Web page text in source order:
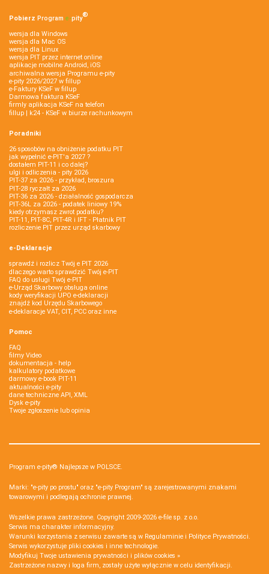
Pobierz Program e‑pity®
wersja dla Windows
wersja dla Mac OS
wersja dla Linux
wersja PIT przez internet online
aplikacje mobilne Android, iOS
archiwalna wersja Programu e-pity
e-pity 2026/2027 w fillup
e‑Faktury KSeF w fillup
Darmowa faktura KSeF
firmly aplikacja KSeF na telefon
fillup | k24 - KSeF w biurze rachunkowym
Poradniki
26 sposobów na obniżenie podatku PIT
jak wypełnić e-PIT'a 2027 ?
dostałem PIT-11 i co dalej?
ulgi i odliczenia - pity 2026
PIT-37 za 2026 - przykład, broszura
PIT-28 ryczałt za 2026
PIT-36 za 2026 - działalność gospodarcza
PIT-36L za 2026 - podatek liniowy 19%
kiedy otrzymasz zwrot podatku?
PIT-11, PIT-8C, PIT-4R i IFT - Płatnik PIT
rozliczenie PIT przez urząd skarbowy
e-Deklaracje
sprawdź i rozlicz Twój e PIT 2026
dlaczego warto sprawdzić Twój e-PIT
FAQ do usługi Twój e-PIT
e-Urząd Skarbowy obsługa online
kody weryfikacji UPO e-deklaracji
znajdź kod Urzędu Skarbowego
e-deklaracje VAT, CIT, PCC oraz inne
Pomoc
FAQ
filmy Video
dokumentacja - help
kalkulatory podatkowe
darmowy e-book PIT-11
aktualności e-pity
dane techniczne API, XML
Dysk e-pity
Twoje zgłoszenie lub opinia
Program e-pity® Najlepsze w POLSCE.
Marki: "e-pity po prostu" oraz "e-pity Program" są zarejestrowanymi znakami
towarowymi i podlegają ochronie prawnej.
Wszelkie prawa zastrzeżone. Copyright 2009-2026 e-file sp. z o.o.
Serwis ma charakter informacyjny.
Warunki korzystania z serwisu zawarte są w Regulaminie i Polityce Prywatności.
Serwis wykorzystuje pliki cookies i inne technologie.
Modyfikuj Twoje ustawienia prywatności i plików cookies »
Zastrzeżone nazwy i loga firm, zostały użyte wyłącznie w celu identyfikacji.